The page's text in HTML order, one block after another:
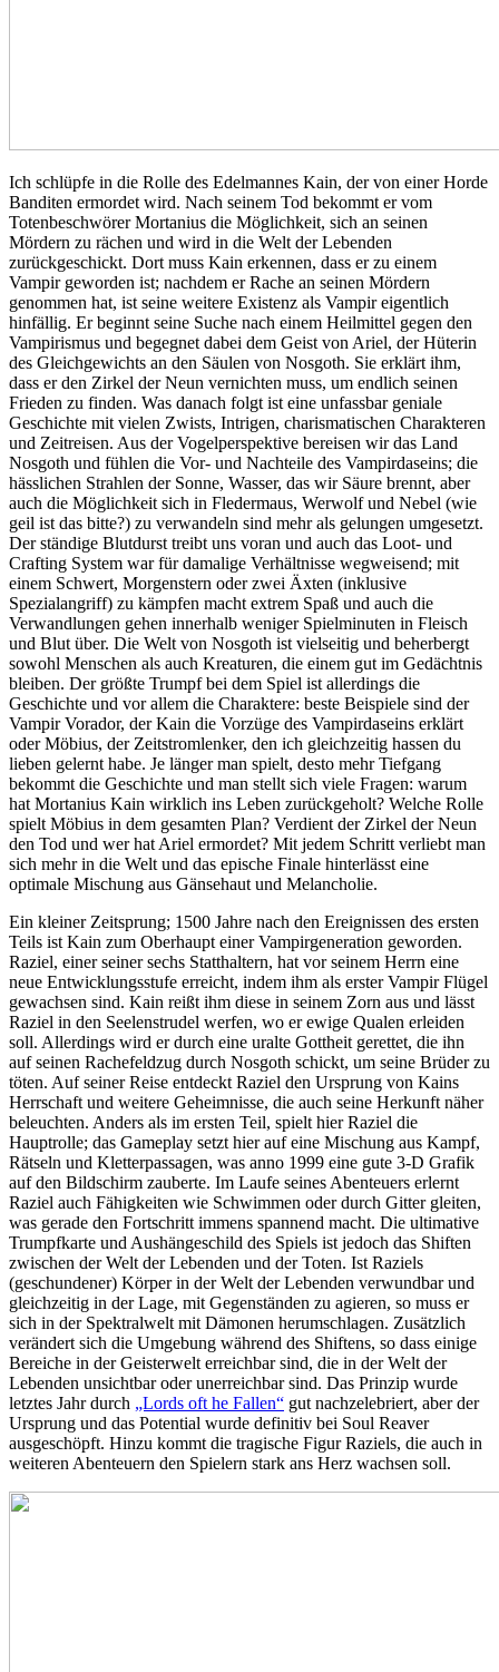
Ich schlüpfe in die Rolle des Edelmannes Kain, der von einer Horde
Banditen ermordet wird. Nach seinem Tod bekommt er vom
Totenbeschwörer Mortanius die Möglichkeit, sich an seinen
Mördern zu rächen und wird in die Welt der Lebenden
zurückgeschickt. Dort muss Kain erkennen, dass er zu einem
Vampir geworden ist; nachdem er Rache an seinen Mördern
genommen hat, ist seine weitere Existenz als Vampir eigentlich
hinfällig. Er beginnt seine Suche nach einem Heilmittel gegen den
Vampirismus und begegnet dabei dem Geist von Ariel, der Hüterin
des Gleichgewichts an den Säulen von Nosgoth. Sie erklärt ihm,
dass er den Zirkel der Neun vernichten muss, um endlich seinen
Frieden zu finden. Was danach folgt ist eine unfassbar geniale
Geschichte mit vielen Zwists, Intrigen, charismatischen Charakteren
und Zeitreisen. Aus der Vogelperspektive bereisen wir das Land
Nosgoth und fühlen die Vor- und Nachteile des Vampirdaseins; die
hässlichen Strahlen der Sonne, Wasser, das wir Säure brennt, aber
auch die Möglichkeit sich in Fledermaus, Werwolf und Nebel (wie
geil ist das bitte?) zu verwandeln sind mehr als gelungen umgesetzt.
Der ständige Blutdurst treibt uns voran und auch das Loot- und
Crafting System war für damalige Verhältnisse wegweisend; mit
einem Schwert, Morgenstern oder zwei Äxten (inklusive
Spezialangriff) zu kämpfen macht extrem Spaß und auch die
Verwandlungen gehen innerhalb weniger Spielminuten in Fleisch
und Blut über. Die Welt von Nosgoth ist vielseitig und beherbergt
sowohl Menschen als auch Kreaturen, die einem gut im Gedächtnis
bleiben. Der größte Trumpf bei dem Spiel ist allerdings die
Geschichte und vor allem die Charaktere: beste Beispiele sind der
Vampir Vorador, der Kain die Vorzüge des Vampirdaseins erklärt
oder Möbius, der Zeitstromlenker, den ich gleichzeitig hassen du
lieben gelernt habe. Je länger man spielt, desto mehr Tiefgang
bekommt die Geschichte und man stellt sich viele Fragen: warum
hat Mortanius Kain wirklich ins Leben zurückgeholt? Welche Rolle
spielt Möbius in dem gesamten Plan? Verdient der Zirkel der Neun
den Tod und wer hat Ariel ermordet? Mit jedem Schritt verliebt man
sich mehr in die Welt und das epische Finale hinterlässt eine
optimale Mischung aus Gänsehaut und Melancholie.
Ein kleiner Zeitsprung; 1500 Jahre nach den Ereignissen des ersten
Teils ist Kain zum Oberhaupt einer Vampirgeneration geworden.
Raziel, einer seiner sechs Statthaltern, hat vor seinem Herrn eine
neue Entwicklungsstufe erreicht, indem ihm als erster Vampir Flügel
gewachsen sind. Kain reißt ihm diese in seinem Zorn aus und lässt
Raziel in den Seelenstrudel werfen, wo er ewige Qualen erleiden
soll. Allerdings wird er durch eine uralte Gottheit gerettet, die ihn
auf seinen Rachefeldzug durch Nosgoth schickt, um seine Brüder zu
töten. Auf seiner Reise entdeckt Raziel den Ursprung von Kains
Herrschaft und weitere Geheimnisse, die auch seine Herkunft näher
beleuchten. Anders als im ersten Teil, spielt hier Raziel die
Hauptrolle; das Gameplay setzt hier auf eine Mischung aus Kampf,
Rätseln und Kletterpassagen, was anno 1999 eine gute 3-D Grafik
auf den Bildschirm zauberte. Im Laufe seines Abenteuers erlernt
Raziel auch Fähigkeiten wie Schwimmen oder durch Gitter gleiten,
was gerade den Fortschritt immens spannend macht. Die ultimative
Trumpfkarte und Aushängeschild des Spiels ist jedoch das Shiften
zwischen der Welt der Lebenden und der Toten. Ist Raziels
(geschundener) Körper in der Welt der Lebenden verwundbar und
gleichzeitig in der Lage, mit Gegenständen zu agieren, so muss er
sich in der Spektralwelt mit Dämonen herumschlagen. Zusätzlich
verändert sich die Umgebung während des Shiftens, so dass einige
Bereiche in der Geisterwelt erreichbar sind, die in der Welt der
Lebenden unsichtbar oder unerreichbar sind. Das Prinzip wurde
letztes Jahr durch „Lords oft he Fallen“ gut nachzelebriert, aber der
Ursprung und das Potential wurde definitiv bei Soul Reaver
ausgeschöpft. Hinzu kommt die tragische Figur Raziels, die auch in
weiteren Abenteuern den Spielern stark ans Herz wachsen soll.